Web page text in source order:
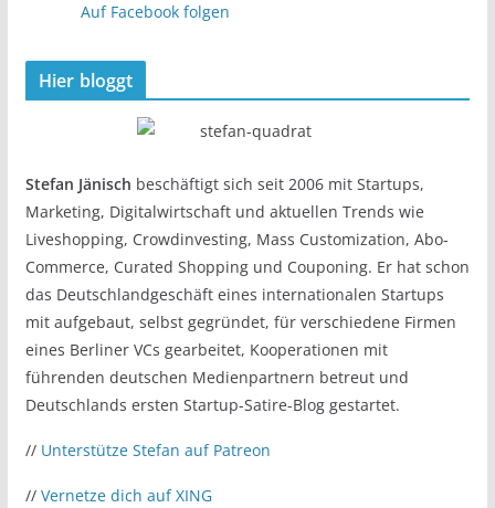
Auf Facebook folgen
Hier bloggt
Stefan Jänisch beschäftigt sich seit 2006 mit Startups,
Marketing, Digitalwirtschaft und aktuellen Trends wie
Liveshopping, Crowdinvesting, Mass Customization, Abo-
Commerce, Curated Shopping und Couponing. Er hat schon
das Deutschlandgeschäft eines internationalen Startups
mit aufgebaut, selbst gegründet, für verschiedene Firmen
eines Berliner VCs gearbeitet, Kooperationen mit
führenden deutschen Medienpartnern betreut und
Deutschlands ersten Startup-Satire-Blog gestartet.
// Unterstütze Stefan auf Patreon
// Vernetze dich auf XING